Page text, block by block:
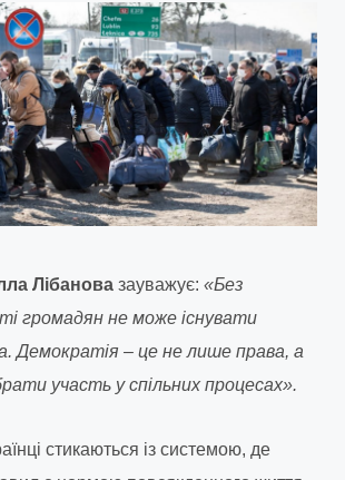
Лібанова зауважує: «Без
громадян не може існувати
Демократія – це не лише права, а
участь у спільних процесах».
стикаються із системою, де